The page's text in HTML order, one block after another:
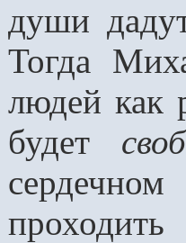
души
Тогда
людей как
будет